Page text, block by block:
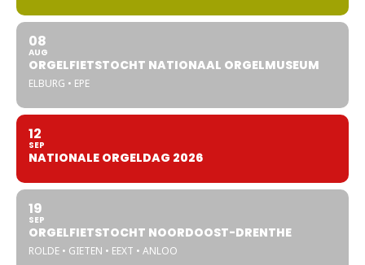
08
AUG
ORGELFIETSTOCHT NATIONAAL ORGELMUSEUM
ELBURG • EPE
12
SEP
NATIONALE ORGELDAG 2026
19
SEP
ORGELFIETSTOCHT NOORDOOST-DRENTHE
ROLDE • GIETEN • EEXT • ANLOO